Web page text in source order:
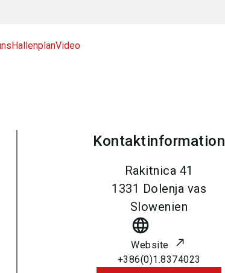
HallenplanVideo
Kontaktinformation
Rakitnica 41
1331 Dolenja vas
Slowenien
language
Website
+386(0)1.8374023